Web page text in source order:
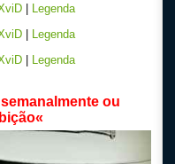
|
Legenda
Legenda
Legenda
ou
«